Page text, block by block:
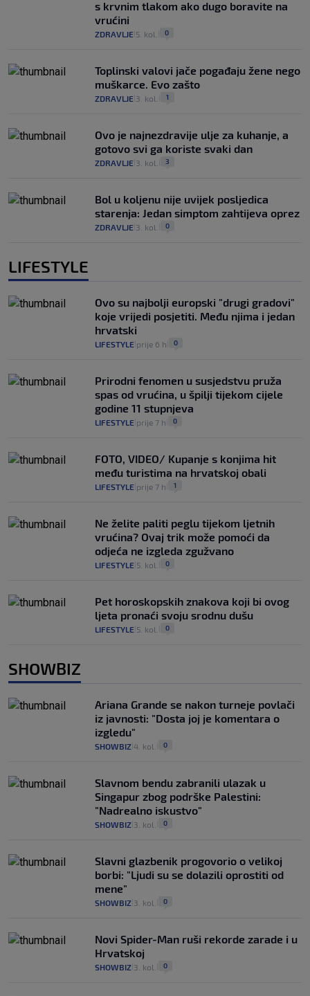
s krvnim tlakom ako dugo boravite na
vrućini
ZDRAVLJE 5. kol. 0
Toplinski valovi jače pogađaju žene nego
muškarce. Evo zašto
ZDRAVLJE 3. kol. 1
Ovo je najnezdravije ulje za kuhanje, a
gotovo svi ga koriste svaki dan
ZDRAVLJE 3. kol. 3
Bol u koljenu nije uvijek posljedica
starenja: Jedan simptom zahtijeva oprez
ZDRAVLJE 3. kol. 0
LIFESTYLE
Ovo su najbolji europski "drugi gradovi"
koje vrijedi posjetiti. Među njima i jedan
hrvatski
LIFESTYLE prije 6 h 0
Prirodni fenomen u susjedstvu pruža
spas od vrućina, u špilji tijekom cijele
godine 11 stupnjeva
LIFESTYLE prije 7 h 0
FOTO, VIDEO/ Kupanje s konjima hit
među turistima na hrvatskoj obali
LIFESTYLE prije 7 h 1
Ne želite paliti peglu tijekom ljetnih
vrućina? Ovaj trik može pomoći da
odjeća ne izgleda zgužvano
LIFESTYLE 5. kol. 0
Pet horoskopskih znakova koji bi ovog
ljeta pronaći svoju srodnu dušu
LIFESTYLE 5. kol. 0
SHOWBIZ
Ariana Grande se nakon turneje povlači
iz javnosti: "Dosta joj je komentara o
izgledu"
SHOWBIZ 4. kol. 0
Slavnom bendu zabranili ulazak u
Singapur zbog podrške Palestini:
"Nadrealno iskustvo"
SHOWBIZ 3. kol. 0
Slavni glazbenik progovorio o velikoj
borbi: "Ljudi su se dolazili oprostiti od
mene"
SHOWBIZ 3. kol. 0
Novi Spider-Man ruši rekorde zarade i u
Hrvatskoj
SHOWBIZ 3. kol. 0